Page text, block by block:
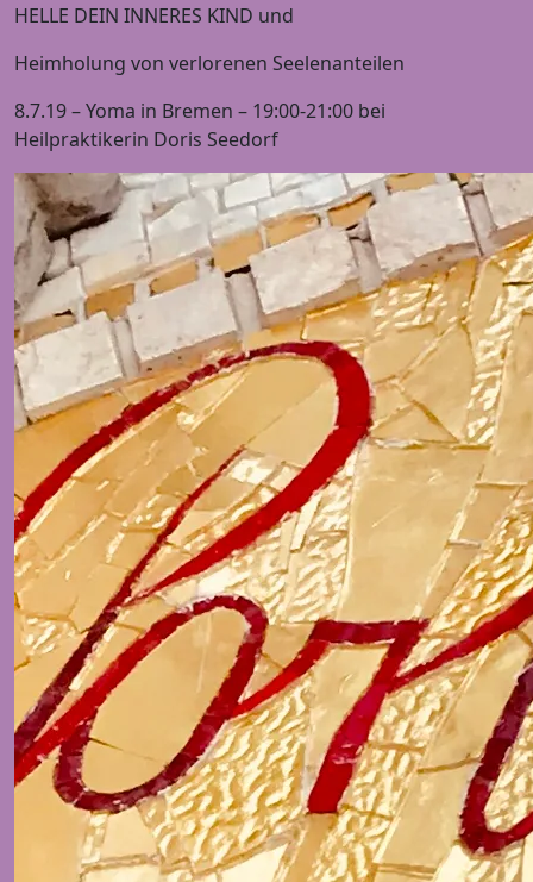
HELLE DEIN INNERES KIND und
Heimholung von verlorenen Seelenanteilen
8.7.19 – Yoma in Bremen – 19:00-21:00 bei
Heilpraktikerin Doris Seedorf